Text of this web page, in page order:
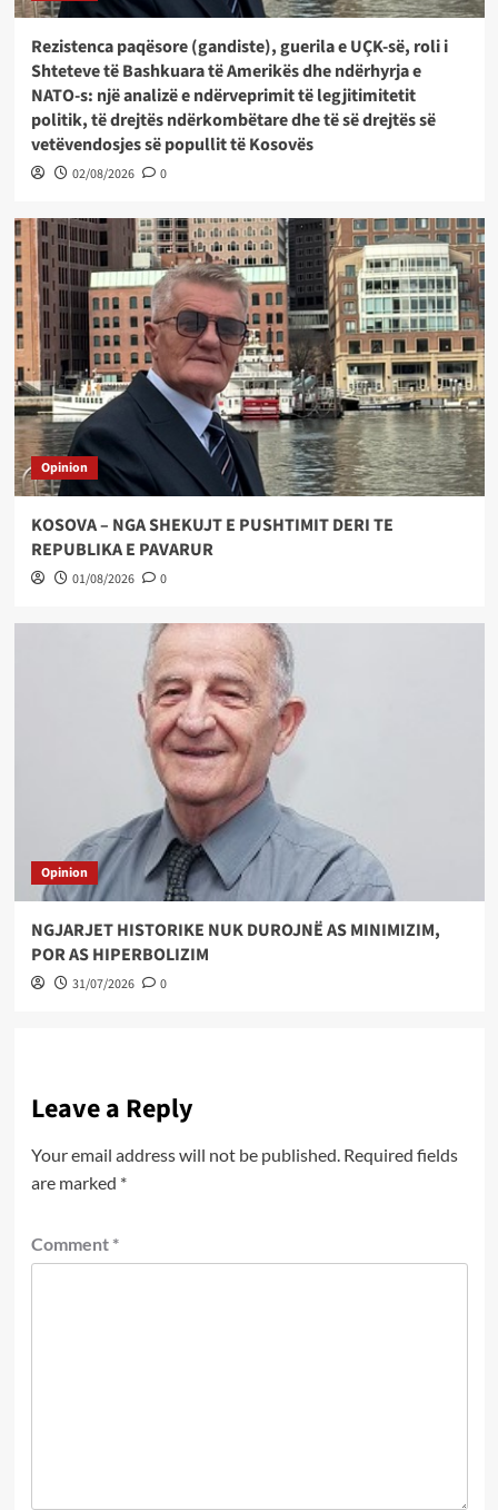
Rezistenca paqësore (gandiste), guerila e UÇK-së, roli i
Shteteve të Bashkuara të Amerikës dhe ndërhyrja e
NATO-s: një analizë e ndërveprimit të legjitimitetit
politik, të drejtës ndërkombëtare dhe të së drejtës së
vetëvendosjes së popullit të Kosovës
02/08/2026 0
Opinion
KOSOVA – NGA SHEKUJT E PUSHTIMIT DERI TE
REPUBLIKA E PAVARUR
01/08/2026 0
Opinion
NGJARJET HISTORIKE NUK DUROJNË AS MINIMIZIM,
POR AS HIPERBOLIZIM
31/07/2026 0
Leave a Reply
Your email address will not be published. Required fields
are marked *
Comment *